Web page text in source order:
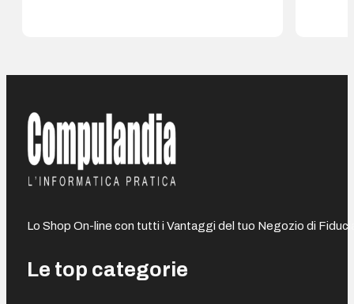
Lo Shop On-line con tutti i Vantaggi del tuo Negozio di
Le top categorie